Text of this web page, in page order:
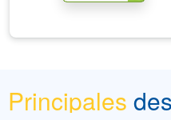
Principales